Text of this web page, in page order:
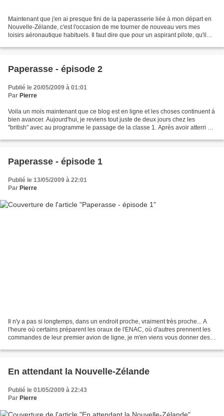
Maintenant que j'en ai presque fini de la paperasserie liée à mon départ en
Nouvelle-Zélande, c'est l'occasion de me tourner de nouveau vers mes
loisirs aéronautique habituels. Il faut dire que pour un aspirant pilote, qu'il
Paperasse - épisode 2
Publié le 20/05/2009 à 01:01
Par Pierre
Voila un mois maintenant que ce blog est en ligne et les choses continuent à
bien avancer. Aujourd'hui, je reviens tout juste de deux jours chez les
"british" avec au programme le passage de la classe 1. Après avoir atterri à
Paperasse - épisode 1
Publié le 13/05/2009 à 22:01
Par Pierre
Il n'y a pas si longtemps, dans un endroit proche, vraiment très proche... A
l'heure où certains préparent les oraux de l'ENAC, où d'autres prennent les
commandes de leur premier avion de ligne, je m'en viens vous donner des
En attendant la Nouvelle-Zélande
Publié le 01/05/2009 à 22:43
Par Pierre